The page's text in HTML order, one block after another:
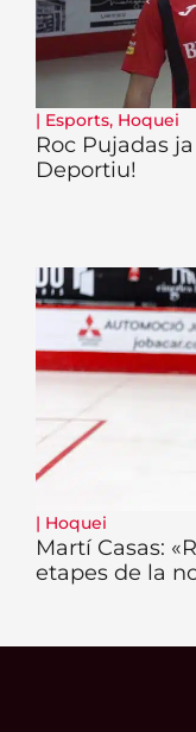
| Esports, Hoquei
Roc Pujadas
Deportiu!
| Hoquei
Martí Casas:
etapes de la